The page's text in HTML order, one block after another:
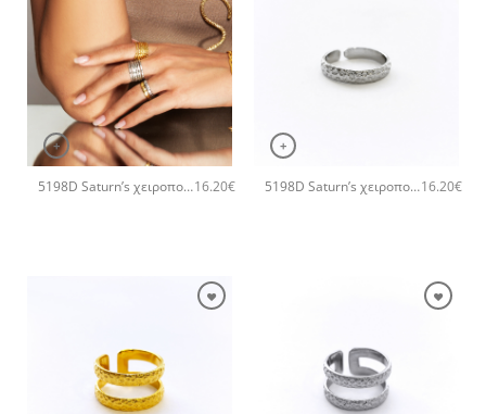
+
5198D Saturn’s χειροποίητο δαχτυλιδι Catherine bijoux Ροζ χρυσό16.20€
+
5198D Saturn’s χειροποίητο δαχτυλιδι Catherine bijoux Ασημί16.20€